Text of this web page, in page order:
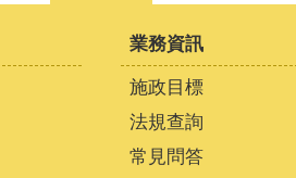
業務資訊
施政目標
法規查詢
常見問答